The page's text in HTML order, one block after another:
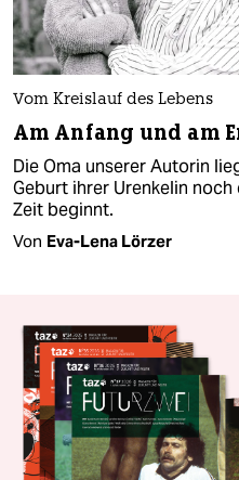
Vom Kreislauf des Lebens
Am Anfang und am
Die Oma unserer Autorin
Geburt ihrer Urenkelin
Zeit beginnt.
Von Eva-Lena Lörzer